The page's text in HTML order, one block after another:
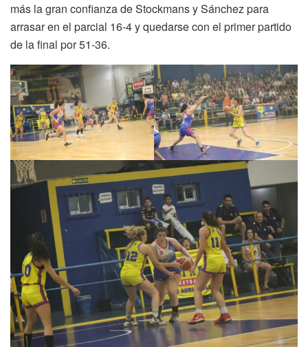
más la gran confianza de Stockmans y Sánchez para
arrasar en el parcial 16-4 y quedarse con el primer partido
de la final por 51-36.